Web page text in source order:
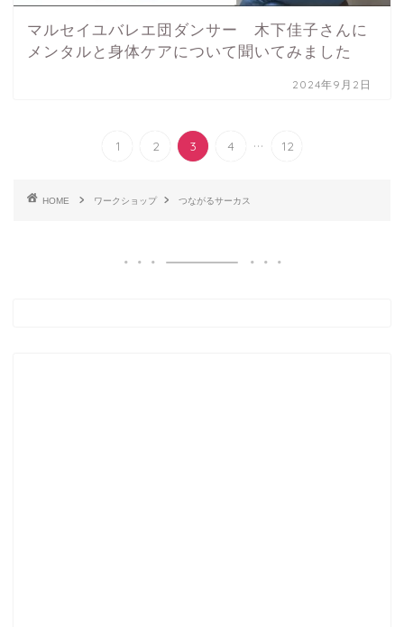
マルセイユバレエ団ダンサー 木下佳子さんに
メンタルと身体ケアについて聞いてみました
2024年9月2日
1 2 3 4 ... 12
HOME ワークショップ つながるサーカス